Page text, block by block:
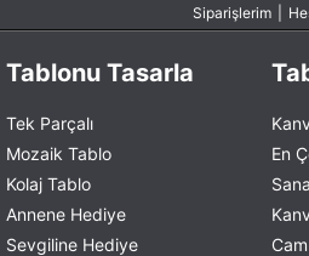
Siparişlerim
Tablonu Tasarla
Tek Parçalı
Mozaik Tablo
Kolaj Tablo
Annene Hediye
Sevgiline Hediye
En